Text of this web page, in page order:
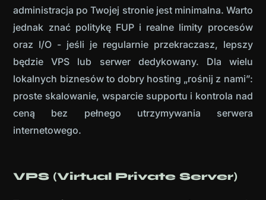
administracja po Twojej stronie jest minimalna. Warto
jednak znać politykę FUP i realne limity procesów
oraz I/O - jeśli je regularnie przekraczasz, lepszy
będzie VPS lub serwer dedykowany. Dla wielu
lokalnych biznesów to dobry hosting „rośnij z nami”:
proste skalowanie, wsparcie supportu i kontrola nad
ceną bez pełnego utrzymywania serwera
internetowego.
VPS (Virtual Private Server)